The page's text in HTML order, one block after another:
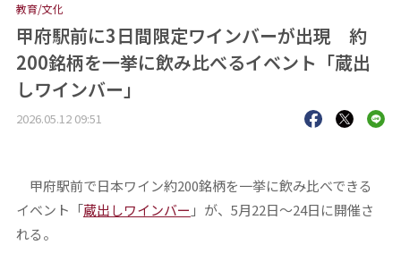
おすすめコンテンツ
出版物
会社概要
教育/文化
甲府駅前に3日間限定ワインバーが出現 約
200銘柄を一挙に飲み比べるイベント「蔵出
しワインバー」
2026.05.12 09:51
甲府駅前で日本ワイン約200銘柄を一挙に飲み比べできる
イベント「蔵出しワインバー 」が、5月22日～24日に開催さ
れる。